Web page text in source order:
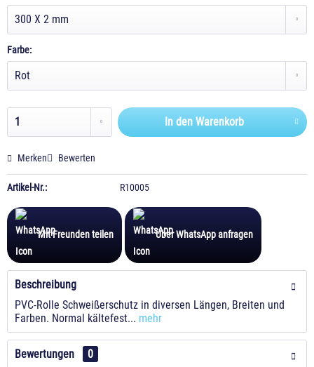
Farbe:
In den Warenkorb
Merken Bewerten
Artikel-Nr.: R10005
Mit Freunden teilen Über WhatsApp anfragen
Beschreibung
PVC-Rolle Schweißerschutz in diversen Längen, Breiten und
Farben. Normal kältefest... mehr
Bewertungen
0